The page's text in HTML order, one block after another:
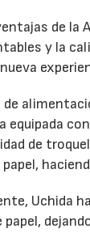
de
y la
de
equipada
de
Uchida
papel,